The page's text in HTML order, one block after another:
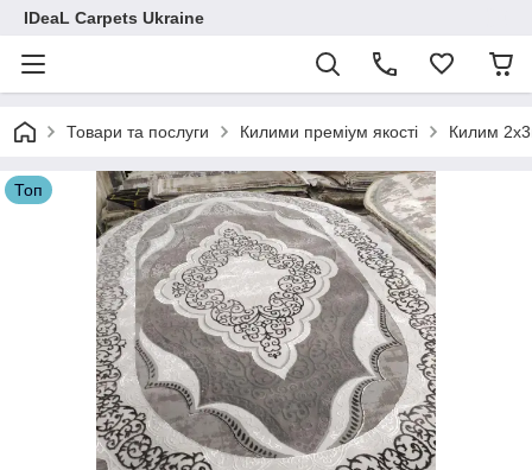
IDeaL Carpets Ukraine
Товари та послуги Килими преміум якості Килим
Топ